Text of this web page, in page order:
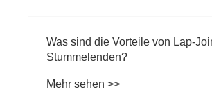
Was sind die Vorteile von Lap-
Stummelenden?
Mehr sehen >>